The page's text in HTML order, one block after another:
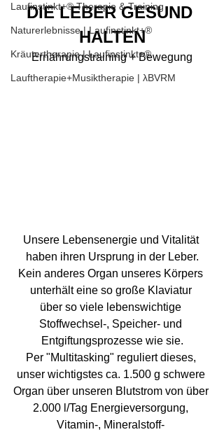
Laufinstinkt+® Therapie & Training
Naturerlebnisse | Laufinstinkt+®
Kräutertherapie | Laufinstinkt+®
Lauftherapie+Musiktherapie | λBVRM
DIE LEBER GESUND
HALTEN
Ernährungstraining + Bewegung
Unsere Lebensenergie und Vitalität
haben ihren Ursprung in der Leber.
Kein anderes Organ unseres Körpers
unterhält eine so große Klaviatur
über so viele lebenswichtige
Stoffwechsel-, Speicher- und
Entgiftungsprozesse wie sie.
Per "Multitasking" reguliert dieses,
unser wichtigstes ca. 1.500 g schwere
Organ über unseren Blutstrom von über
2.000 l/Tag Energieversorgung,
Vitamin-, Mineralstoff-